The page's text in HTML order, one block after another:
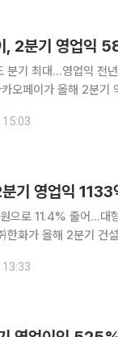
, 2분기 영업익
분기 최대…영업익
연결 기준 영업이익
기 영업익
으로 11.4% 줄어…대
11.4%, 영업이익은